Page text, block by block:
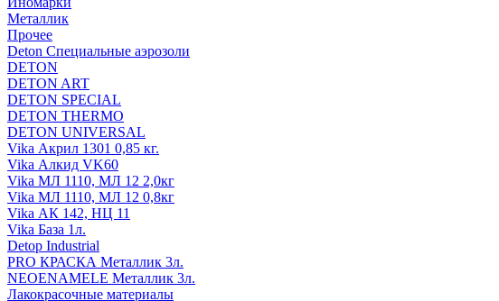
Металлик
Прочее
Deton Специальные аэрозоли
DETON
DETON ART
DETON SPECIAL
DETON THERMO
DETON UNIVERSAL
Vika Акрил 1301 0,85 кг.
Vika Алкид VK60
Vika МЛ 1110, МЛ 12 2,0кг
Vika МЛ 1110, МЛ 12 0,8кг
Vika АК 142, НЦ 11
Vika База 1л.
Detop Industrial
PRO КРАСКА Металлик 3л.
NEOENAMELE Металлик 3л.
Лакокрасочные материалы